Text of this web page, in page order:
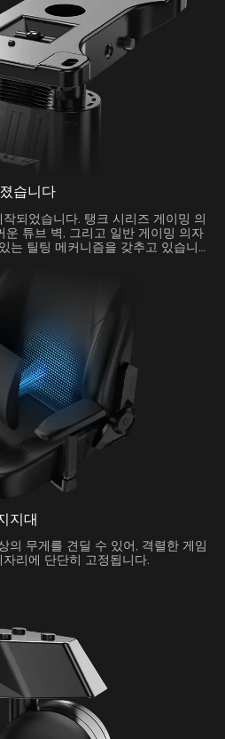
습니다
되었습니다. 탱크 시리즈 게이밍 의
운 튜브 벽, 그리고 일반 게이밍 의자
는 틸팅 메커니즘을 갖추고 있습니
지대
의 무게를 견딜 수 있어, 격렬한 게임
리에 단단히 고정됩니다.